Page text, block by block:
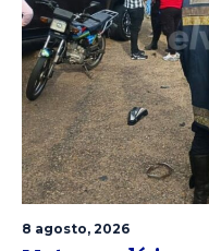
8 agosto, 2026